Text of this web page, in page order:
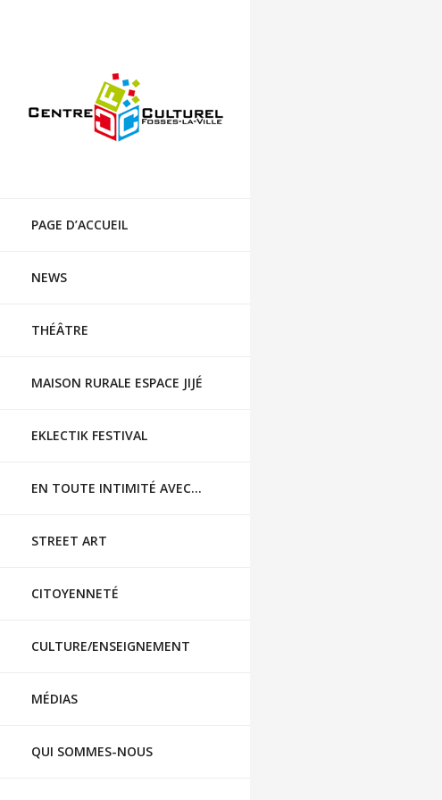
PAGE D’ACCUEIL
NEWS
THÉÂTRE
MAISON RURALE ESPACE JIJÉ
EKLECTIK FESTIVAL
EN TOUTE INTIMITÉ AVEC…
STREET ART
CITOYENNETÉ
CULTURE/ENSEIGNEMENT
MÉDIAS
QUI SOMMES-NOUS